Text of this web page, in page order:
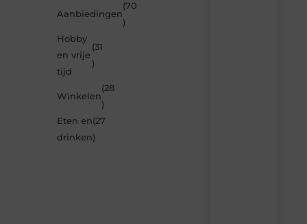
Aanbiedingen
(70
)
Hobby
en vrije
tijd
(31
)
Winkelen
(28
)
Eten en
drinken
(27
)